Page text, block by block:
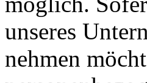
unseres
nehmen